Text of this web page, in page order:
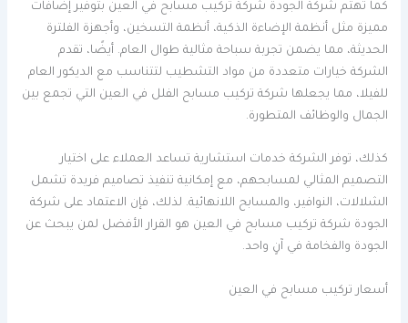
كما تهتم شركة الجودة شركة تركيب مسابح في العين بتوفير إضافات
مميزة مثل أنظمة الإضاءة الذكية، أنظمة التسخين، وأجهزة الفلترة
الحديثة، مما يضمن تجربة سباحة مثالية طوال العام. أيضًا، تقدم
الشركة خيارات متعددة من مواد التشطيب لتتناسب مع الديكور العام
للفيلا، مما يجعلها شركة تركيب مسابح الفلل في العين التي تجمع بين
الجمال والوظائف المتطورة.
كذلك، توفر الشركة خدمات استشارية تساعد العملاء على اختيار
التصميم المثالي لمسابحهم، مع إمكانية تنفيذ تصاميم فريدة تشمل
الشلالات، النوافير، والمسابح اللانهائية. لذلك، فإن الاعتماد على شركة
الجودة شركة تركيب مسابح في العين هو القرار الأفضل لمن يبحث عن
الجودة والفخامة في آنٍ واحد.
أسعار تركيب مسابح في العين